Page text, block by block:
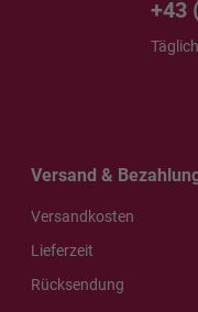
+43
Versand &
Versandkosten
Lieferzeit
Rücksendung